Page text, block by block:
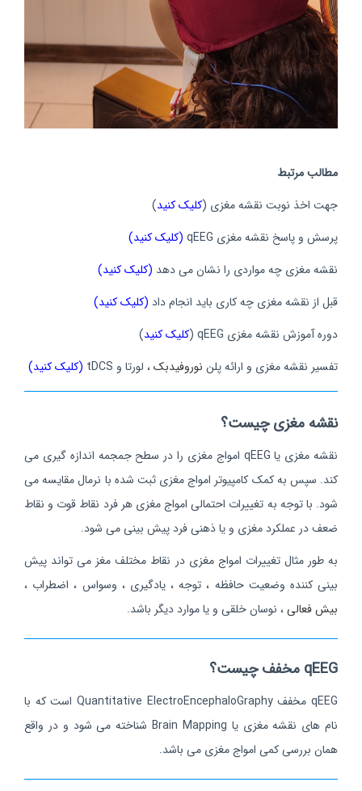
مطالب مرتبط
جهت اخذ نوبت نقشه مغزی (کلیک کنید)
پرسش و پاسخ نقشه مغزی qEEG
(کلیک کنید)
نقشه مغزی چه مواردی را نشان می دهد (کلیک کنید)
قبل از نقشه مغزی چه کاری باید انجام داد (کلیک کنید)
دوره آموزش نقشه مغزی qEEG (
کلیک کنید)
تفسیر نقشه مغزی و ارائه پلن نوروفیدبک، لورتا و tDCS (کلیک کنید)
نقشه مغزی چیست؟
نقشه مغزی یا qEEG امواج مغزی را در سطح جمجمه اندازه گیری می
کند. سپس به کمک کامپیوتر امواج مغزی ثبت شده با نرمال مقایسه می
شود. با توجه به تغییرات احتمالی امواج مغزی هر فرد نقاط قوت و نقاط
ضعف در عملکرد مغزی و یا ذهنی فرد پیش بینی می شود.
به طور مثال تغییرات امواج مغزی در نقاط مختلف مغز می تواند پیش
بینی کننده وضعیت حافظه ، توجه ، یادگیری ، وسواس ، اضطراب ،
بیش فعالی، نوسان خلقی و یا موارد دیگر باشد.
qEEG مخفف چیست؟
qEEG مخفف Quantitative ElectroEncephaloGraphy است که با
نام های نقشه مغزی یا Brain Mapping شناخته می شود و در واقع
همان بررسی کمی امواج مغزی می باشد.